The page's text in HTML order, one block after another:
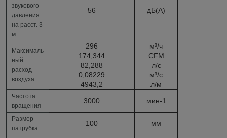
звукового
давления
на расст. 3
м
56 дБ(А)
Максималь
ный
расход
воздуха
296
174,344
82,288
0,08229
4943,2
м³/ч
CFM
л/с
м³/c
л/м
Частота
вращения
3000 мин-1
Размер
патрубка
100 мм